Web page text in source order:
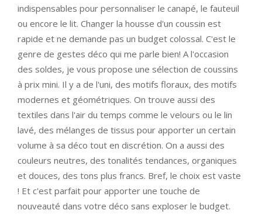
indispensables pour personnaliser le canapé, le fauteuil
ou encore le lit. Changer la housse d'un coussin est
rapide et ne demande pas un budget colossal. C'est le
genre de gestes déco qui me parle bien! A l'occasion
des soldes, je vous propose une sélection de coussins
à prix mini. Il y a de l'uni, des motifs floraux, des motifs
modernes et géométriques. On trouve aussi des
textiles dans l'air du temps comme le velours ou le lin
lavé, des mélanges de tissus pour apporter un certain
volume à sa déco tout en discrétion. On a aussi des
couleurs neutres, des tonalités tendances, organiques
et douces, des tons plus francs. Bref, le choix est vaste
! Et c'est parfait pour apporter une touche de
nouveauté dans votre déco sans exploser le budget.